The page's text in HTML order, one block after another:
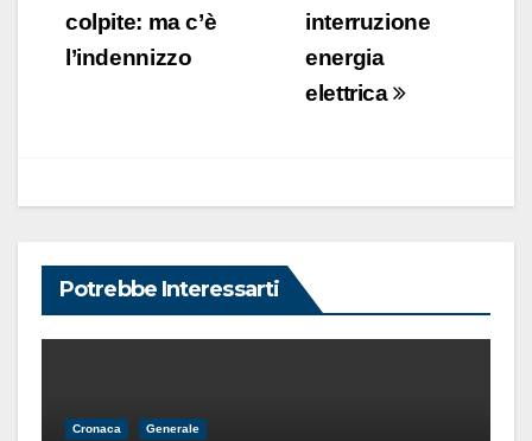
interruzione
energia
elettrica
colpite: ma c’è
l’indennizzo
Potrebbe Interessarti
Cronaca Generale